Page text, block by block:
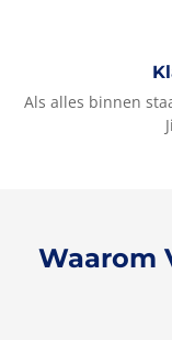
Als alles binnen
Waarom